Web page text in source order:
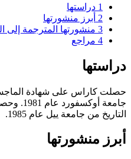
1 دراستها
2 أبرز منشورتها
3 منشورتها المترجمة إلى
4 مراجع
دراستها
حصلت كاراس على شهادة
جامعة
التاريخ من جامعة ييل عام 1985.
أبرز منشورتها